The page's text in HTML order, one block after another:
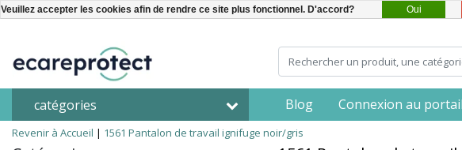
catégories Blog Connexion au
Revenir à Accueil | 1561 Pantalon de travail ignifuge noir/gris
Veuillez accepter les cookies afin de rendre ce site plus fonctionnel. D'accord? Oui